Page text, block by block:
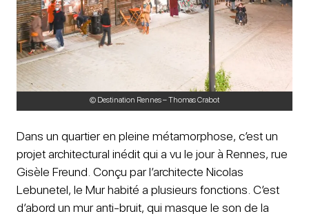
© Destination Rennes – Thomas Crabot
Dans un quartier en pleine métamorphose, c’est un
projet architectural inédit qui a vu le jour à Rennes, rue
Gisèle Freund. Conçu par l’architecte Nicolas
Lebunetel, le Mur habité a plusieurs fonctions. C’est
d’abord un mur anti-bruit, qui masque le son de la